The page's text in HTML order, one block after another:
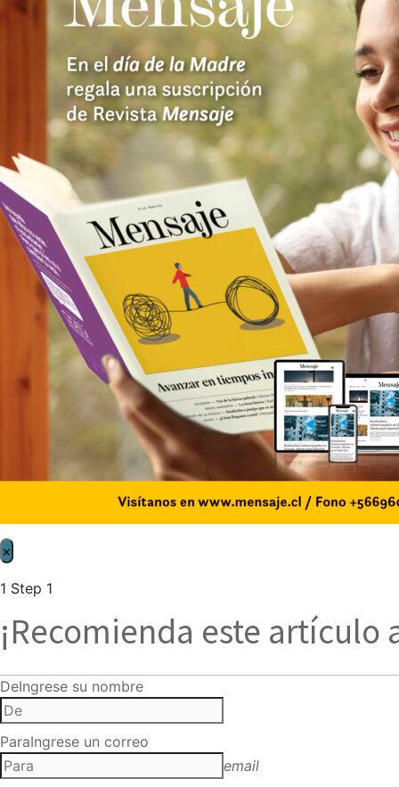
×
1 Step 1
¡Recomienda este artículo
DeIngrese su nombre
ParaIngrese un correo
email